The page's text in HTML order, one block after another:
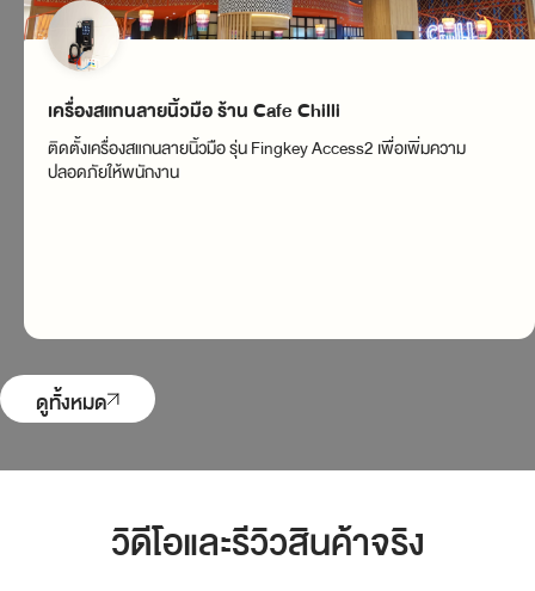
เครื่องสแกนลายนิ้วมือ ร้าน Cafe Chilli
ติดตั้งเครื่องสแกนลายนิ้วมือ รุ่น Fingkey Access2 เพื่อเพิ่มความ
ปลอดภัยให้พนักงาน
ดูทั้งหมด
วิดีโอและรีวิวสินค้าจริง